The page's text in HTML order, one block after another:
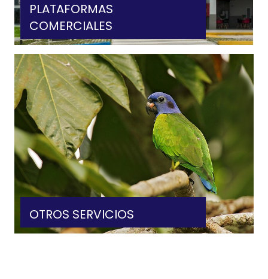
PLATAFORMAS
COMERCIALES
VER MÁS
OTROS SERVICIOS
VER MÁS